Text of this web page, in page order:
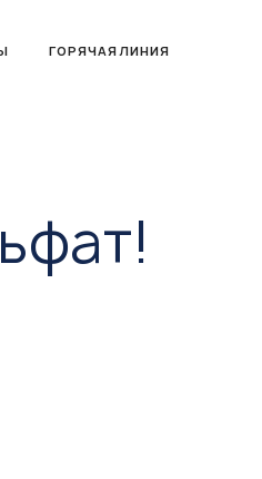
ГОРЯЧАЯ ЛИНИЯ